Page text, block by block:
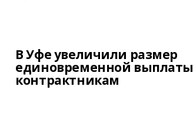
В Уфе увеличили размер
единовременной выплаты
контрактникам